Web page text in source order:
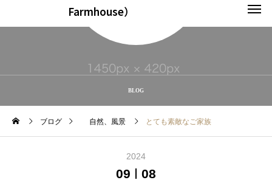
Farmhouse）
BLOG
ブログ 自然、風景 とても素敵なご家族
2024
09 08